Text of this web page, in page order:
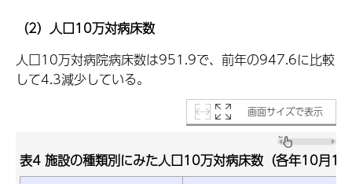
（2）人口10万対病床数
人口10万対病院病床数は951.9で、前年の947.6に比較
して4.3減少している。
画面サイズで表示
表4 施設の種類別にみた人口10万対病床数（各年10月1